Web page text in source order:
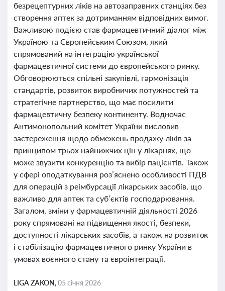
безрецептурних ліків на автозаправних станціях без
створення аптек за дотриманням відповідних вимог.
Важливою подією став фармацевтичний діалог між
Україною та Європейським Союзом, який
спрямований на інтеграцію української
фармацевтичної системи до європейського ринку.
Обговорюються спільні закупівлі, гармонізація
стандартів, розвиток виробничих потужностей та
стратегічне партнерство, що має посилити
фармацевтичну безпеку континенту. Водночас
Антимонопольний комітет України висловив
застереження щодо обмежень продажу ліків за
принципом трьох найнижчих цін у лікарнях, що
може звузити конкуренцію та вибір пацієнтів. Також
у сфері оподаткування роз’яснено особливості ПДВ
для операцій з реімбурсації лікарських засобів, що
важливо для аптек та суб’єктів господарювання.
Загалом, зміни у фармацевтичній діяльності 2026
року спрямовані на підвищення якості, безпеки,
доступності лікарських засобів, а також на розвиток
і стабілізацію фармацевтичного ринку України в
умовах воєнного стану та євроінтеграції.
LIGA ZAKON,05 січня 2026